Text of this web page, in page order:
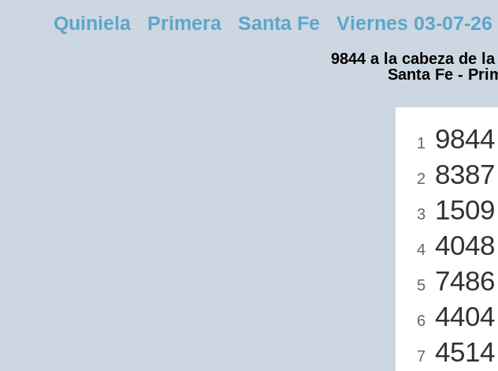
Quiniela Primera Santa Fe Viernes 03-07-26
9844 a la cabeza de
Santa Fe -
1 9844
2 8387
3 1509
4 4048
5 7486
6 4404
7 4514